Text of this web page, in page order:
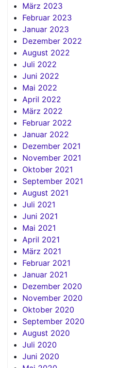
März 2023
Februar 2023
Januar 2023
Dezember 2022
August 2022
Juli 2022
Juni 2022
Mai 2022
April 2022
März 2022
Februar 2022
Januar 2022
Dezember 2021
November 2021
Oktober 2021
September 2021
August 2021
Juli 2021
Juni 2021
Mai 2021
April 2021
März 2021
Februar 2021
Januar 2021
Dezember 2020
November 2020
Oktober 2020
September 2020
August 2020
Juli 2020
Juni 2020